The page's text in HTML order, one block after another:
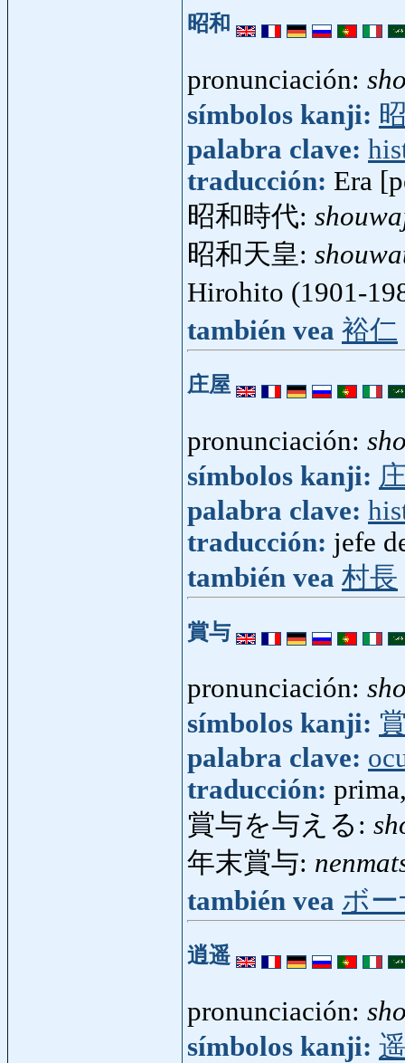
昭和
pronunciación:
símbolos kanji:
palabra clave:
traducción: Era
昭和時代:
昭和天皇:
Hirohito (1901-
también vea 裕仁
庄屋
pronunciación:
símbolos kanji:
palabra clave:
traducción: jefe
también vea 村長
賞与
pronunciación:
símbolos kanji:
palabra clave:
traducción:
賞与を与える:
年末賞与:
también vea ボ
逍遥
pronunciación:
símbolos kanji: